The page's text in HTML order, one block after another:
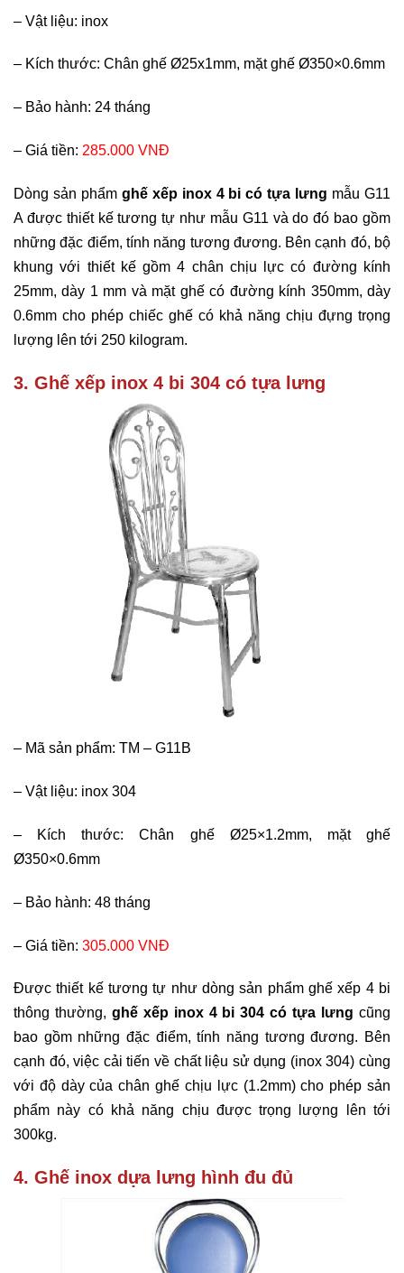
– Vật liệu: inox
– Kích thước: Chân ghế Ø25x1mm, mặt ghế Ø350×0.6mm
– Bảo hành: 24 tháng
– Giá tiền: 285.000 VNĐ
Dòng sản phẩm ghế xếp inox 4 bi có tựa lưng mẫu G11
A được thiết kế tương tự như mẫu G11 và do đó bao gồm
những đặc điểm, tính năng tương đương. Bên cạnh đó, bộ
khung với thiết kế gồm 4 chân chịu lực có đường kính
25mm, dày 1 mm và mặt ghế có đường kính 350mm, dày
0.6mm cho phép chiếc ghế có khả năng chịu đựng trọng
lượng lên tới 250 kilogram.
3. Ghế xếp inox 4 bi 304 có tựa lưng
– Mã sản phẩm: TM – G11B
– Vật liệu: inox 304
–
Kích thước: Chân ghế Ø25×1.2mm, mặt ghế
Ø350×0.6mm
– Bảo hành: 48 tháng
– Giá tiền: 305.000 VNĐ
Được thiết kế tương tự như dòng sản phẩm ghế xếp 4 bi
thông thường, ghế xếp inox 4 bi 304 có tựa lưng cũng
bao gồm những đặc điểm, tính năng tương đương. Bên
cạnh đó, việc cải tiến về chất liệu sử dụng (inox 304) cùng
với độ dày của chân ghế chịu lực (1.2mm) cho phép sản
phẩm này có khả năng chịu được trọng lượng lên tới
300kg.
4. Ghế inox dựa lưng hình đu đủ